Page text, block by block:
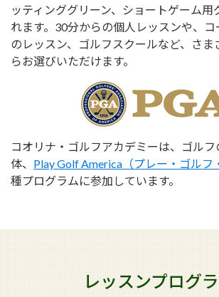
ッティンググリーン、ショートゲーム用
れます。30分からの個人レッスンや、コ
のレッスン、ゴルフスクールなど、さま
らお選びいただけます。
コオリナ・ゴルフアカデミーは、ゴル
体、 Play Golf America（プレー・ゴルフ
種プログラムに参加しています。
レッスンプログ